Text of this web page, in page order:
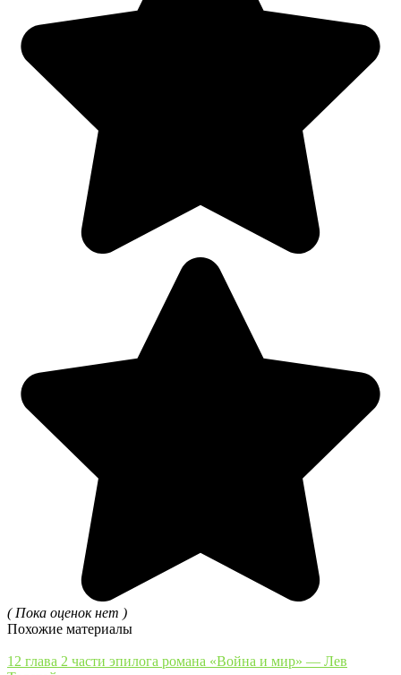
( Пока оценок нет )
Похожие материалы
12 глава 2 части эпилога романа «Война и мир» — Лев